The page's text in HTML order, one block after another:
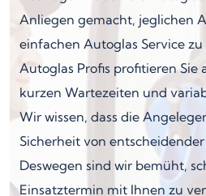
Anliegen gemacht, jeglichen
einfachen Autoglas Service
Autoglas Profis profitieren Sie
kurzen Wartezeiten und
Wir wissen, dass die
Sicherheit von
Deswegen sind wir bemüht,
Einsatztermin mit Ihnen zu